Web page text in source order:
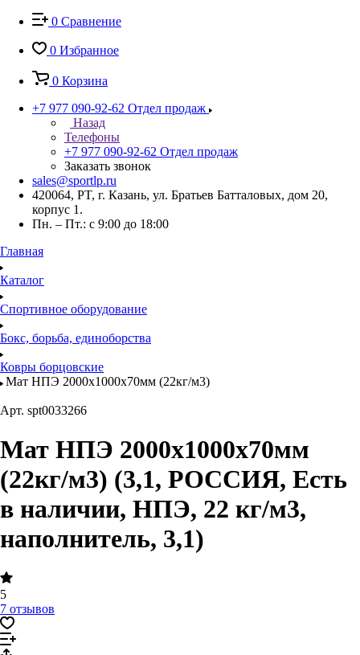
0 Сравнение
0 Избранное
0 Корзина
+7 977 090-92-62 Отдел продаж
Назад
Телефоны
+7 977 090-92-62 Отдел продаж
Заказать звонок
sales@sportlp.ru
420064, PT, г. Казань, ул. Братьев Батталовых, дом 20,
корпус 1.
Пн. – Пт.: с 9:00 до 18:00
Главная
Каталог
Спортивное оборудование
Бокс, борьба, единоборства
Ковры борцовские
Мат НПЭ 2000х1000х70мм (22кг/м3)
Арт. spt0033266
Мат НПЭ 2000х1000х70мм
(22кг/м3) (3,1, РОССИЯ, Есть
в наличии, НПЭ, 22 кг/м3,
наполнитель, 3,1)
5
7 отзывов